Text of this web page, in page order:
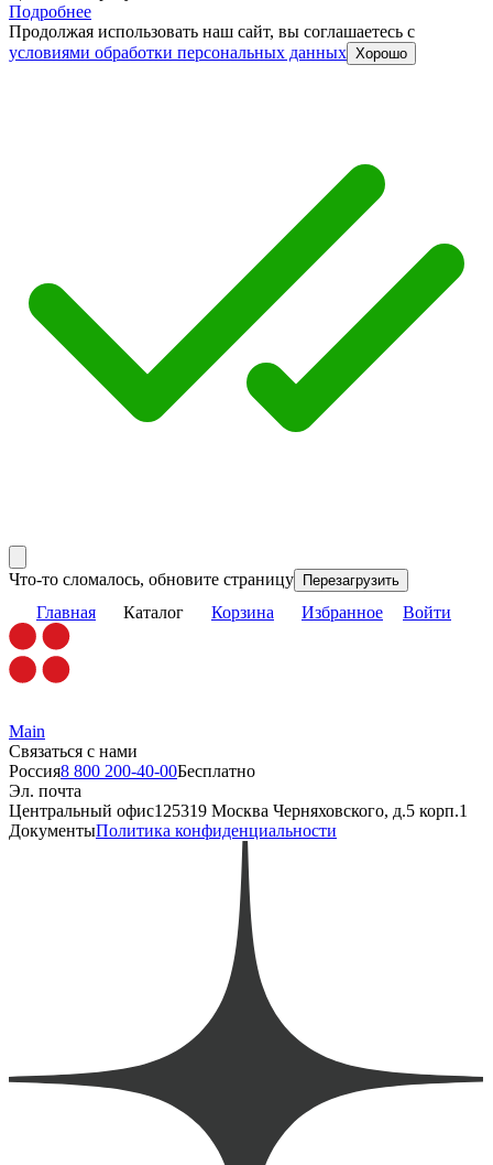
Подробнее
Продолжая использовать наш сайт, вы соглашаетесь c
условиями обработки персональных данных Хорошо
Что-то сломалось, обновите страницу Перезагрузить
Главная Каталог Корзина Избранное Войти
Main
Связаться с нами
Россия8 800 200-40-00Бесплатно
Эл. почта
Центральный офис125319 Москва Черняховского, д.5 корп.1
ДокументыПолитика конфиденциальности